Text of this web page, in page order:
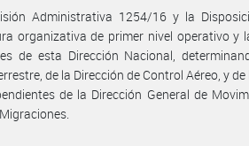
Administrativa 1254/16 y la
organizativa de primer nivel operativo y
de esta Dirección Nacional,
de la Dirección de Control Aéreo, y
de la Dirección General de